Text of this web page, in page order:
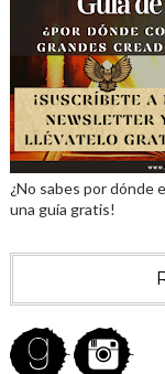
¿No sabes por dónde
una guía gratis!